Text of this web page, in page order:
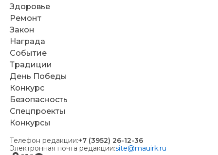
Здоровье
Ремонт
Закон
Награда
Событие
Традиции
День Победы
Конкурс
Безопасность
Спецпроекты
Конкурсы
Телефон редакции:+7 (3952) 26-12-36
Электронная почта редакции:site@mauirk.ru